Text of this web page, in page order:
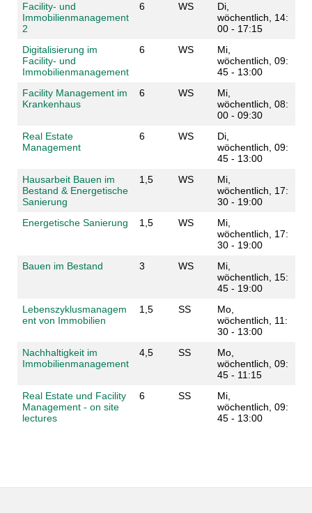
Facility- und
Immobilienmanagement
2
6 WS
Di,
wöchentlich, 14:
00 - 17:15
Digitalisierung im
Facility- und
Immobilienmanagement
6 WS
Mi,
wöchentlich, 09:
45 - 13:00
Facility Management im
Krankenhaus
6 WS
Mi,
wöchentlich, 08:
00 - 09:30
Real Estate
Management
6 WS
Di,
wöchentlich, 09:
45 - 13:00
Hausarbeit Bauen im
Bestand & Energetische
Sanierung
1,5 WS
Mi,
wöchentlich, 17:
30 - 19:00
Energetische Sanierung
1,5 WS
Mi,
wöchentlich, 17:
30 - 19:00
Bauen im Bestand
3 WS
Mi,
wöchentlich, 15:
45 - 19:00
Lebenszyklusmanagem
ent von Immobilien
1,5 SS
Mo,
wöchentlich, 11:
30 - 13:00
Nachhaltigkeit im
Immobilienmanagement
4,5 SS
Mo,
wöchentlich, 09:
45 - 11:15
Real Estate und Facility
Management - on site
lectures
6 SS
Mi,
wöchentlich, 09:
45 - 13:00